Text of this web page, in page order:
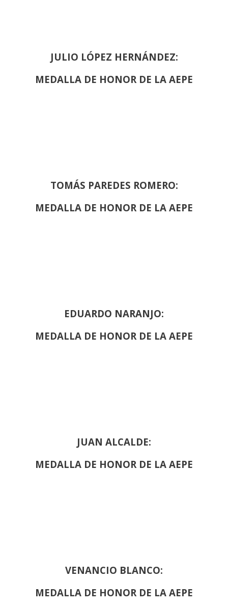
JULIO LÓPEZ HERNÁNDEZ:
MEDALLA DE HONOR DE LA AEPE
TOMÁS PAREDES ROMERO:
MEDALLA DE HONOR DE LA AEPE
EDUARDO NARANJO:
MEDALLA DE HONOR DE LA AEPE
JUAN ALCALDE:
MEDALLA DE HONOR DE LA AEPE
VENANCIO BLANCO:
MEDALLA DE HONOR DE LA AEPE